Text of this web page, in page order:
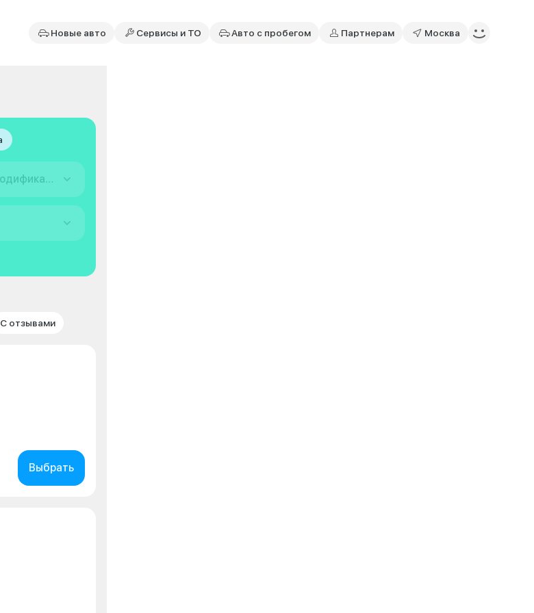
Новые авто Сервисы и ТО Авто с пробегом Партнерам Москва
Модификация
С отзывами
Выбрать